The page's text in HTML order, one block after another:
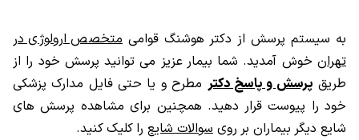
به سیستم پرسش از دکتر هوشنگ قوامی متخصص ارولوژی در
تهران خوش آمدید. شما بیمار عزیز می توانید پرسش خود را از
طریق پرسش و پاسخ دکتر مطرح و یا حتی فایل مدارک پزشکی
خود را پیوست قرار دهید. همچنین برای مشاهده پرسش های
شایع دیگر بیماران بر روی سوالات شایع را کلیک کنید.